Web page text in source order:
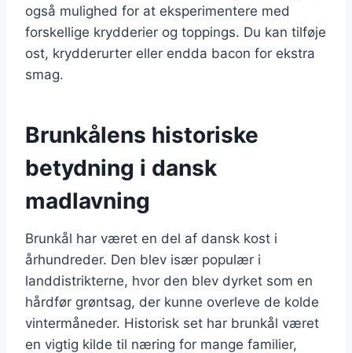
også mulighed for at eksperimentere med
forskellige krydderier og toppings. Du kan tilføje
ost, krydderurter eller endda bacon for ekstra
smag.
Brunkålens historiske
betydning i dansk
madlavning
Brunkål har været en del af dansk kost i
århundreder. Den blev især populær i
landdistrikterne, hvor den blev dyrket som en
hårdfør grøntsag, der kunne overleve de kolde
vintermåneder. Historisk set har brunkål været
en vigtig kilde til næring for mange familier,